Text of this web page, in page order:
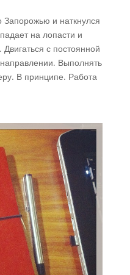
и наткнулся
на лопасти и
Двигаться с постоянной
Выполнять
В принципе. Работа